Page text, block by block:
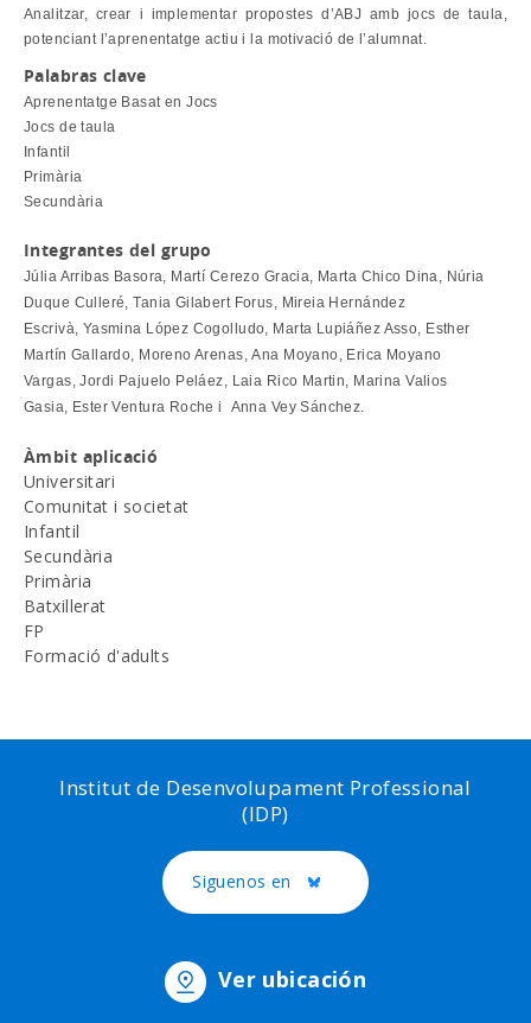
Analitzar, crear i implementar propostes d’ABJ amb jocs de taula,
potenciant l’aprenentatge actiu i la motivació de l’alumnat.
Palabras clave
Aprenentatge Basat en Jocs
Jocs de taula
Infantil
Primària
Secundària
Integrantes del grupo
Júlia Arribas Basora, Martí Cerezo Gracia, Marta Chico Dina, Núria
Duque Culleré, Tania Gilabert Forus, Mireia Hernández
Escrivà, Yasmina López Cogolludo, Marta Lupiáñez Asso, Esther
Martín Gallardo, Moreno Arenas, Ana Moyano, Erica Moyano
Vargas, Jordi Pajuelo Peláez, Laia Rico Martin, Marina Valios
Gasia, Ester Ventura Roche i Anna Vey Sánchez.
Àmbit aplicació
Universitari
Comunitat i societat
Infantil
Secundària
Primària
Batxillerat
FP
Formació d'adults
Institut de Desenvolupament Professional
(IDP)
Siguenos en Twitter
Ver ubicación